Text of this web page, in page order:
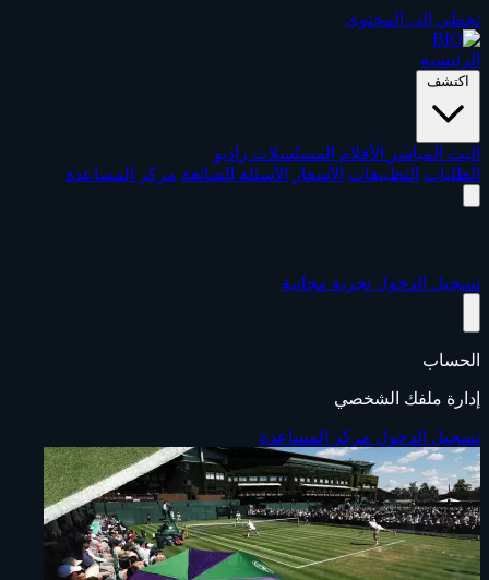
تخطي إلى المحتوى
الرئيسية
اكتشف
البث المباشر الأفلام المسلسلات راديو
الطلبات التطبيقات الأسعار الأسئلة الشائعة مركز المساعدة
تسجيل الدخول تجربة مجانية
الحساب
إدارة ملفك الشخصي
تسجيل الدخول مركز المساعدة